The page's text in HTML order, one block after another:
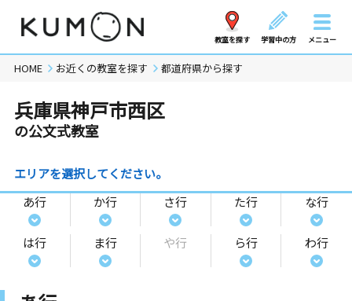
教室を探す 学習中の方 メニュー
HOME お近くの教室を探す 都道府県から探す
兵庫県神戸市西区
の公文式教室
エリアを選択してください。
あ行
か行 さ行 た行 な行
は行 ま行 や行 ら行 わ行